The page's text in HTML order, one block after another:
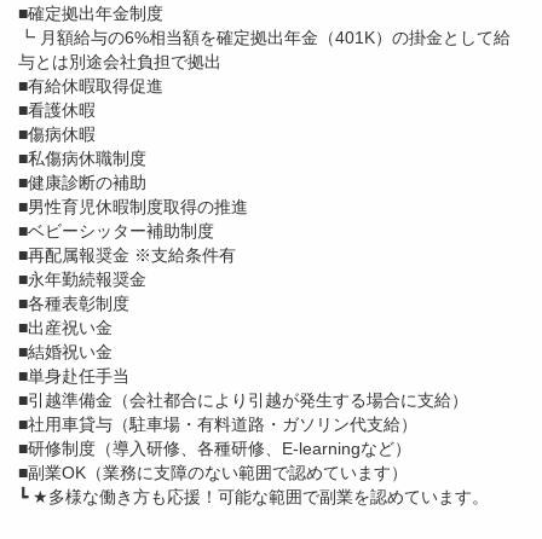
■確定拠出年金制度
┗ 月額給与の6%相当額を確定拠出年金（401K）の掛金として給
与とは別途会社負担で拠出
■有給休暇取得促進
■看護休暇
■傷病休暇
■私傷病休職制度
■健康診断の補助
■男性育児休暇制度取得の推進
■ベビーシッター補助制度
■再配属報奨金 ※支給条件有
■永年勤続報奨金
■各種表彰制度
■出産祝い金
■結婚祝い金
■単身赴任手当
■引越準備金（会社都合により引越が発生する場合に支給）
■社用車貸与（駐車場・有料道路・ガソリン代支給）
■研修制度（導入研修、各種研修、E-learningなど）
■副業OK（業務に支障のない範囲で認めています）
┗ ★多様な働き方も応援！可能な範囲で副業を認めています。